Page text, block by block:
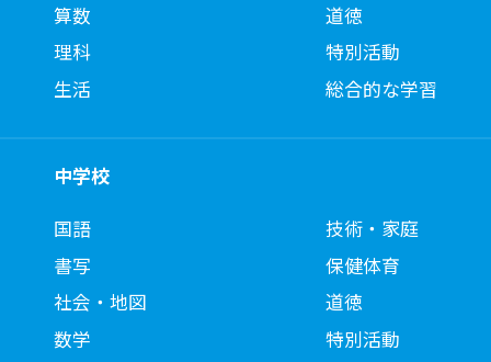
算数
理科
生活
道徳
特別活動
総合的な学習
中学校
国語
書写
社会・地図
数学
技術・家庭
保健体育
道徳
特別活動